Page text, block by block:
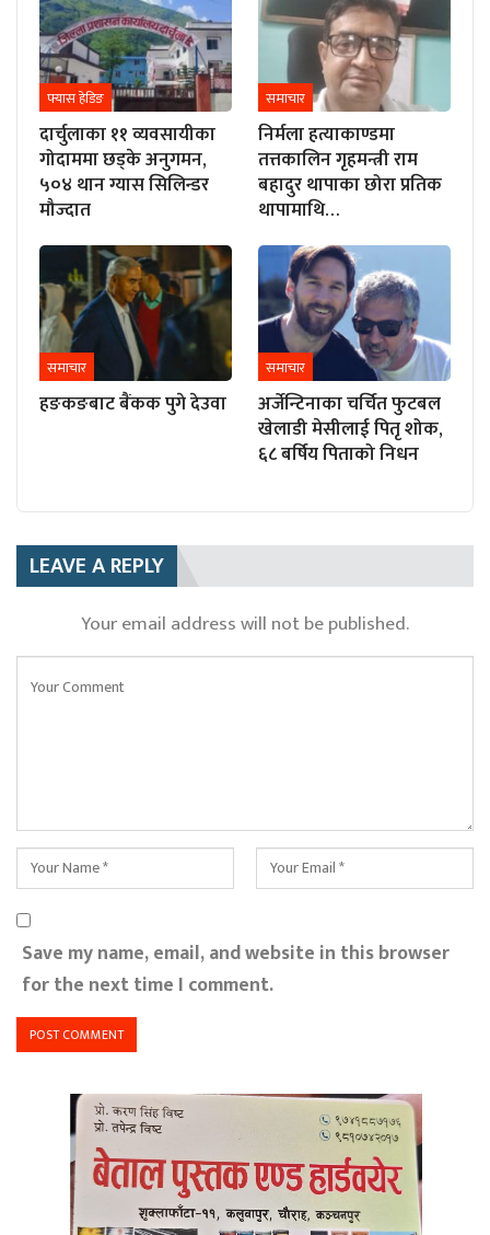
फ्यास हेडिङ
दार्चुलाका ११ व्यवसायीका
गोदाममा छड्के अनुगमन,
५०४ थान ग्यास सिलिन्डर
मौज्दात
समाचार
निर्मला हत्याकाण्डमा
तत्तकालिन गृहमन्त्री राम
बहादुर थापाका छोरा प्रतिक
थापामाथि…
समाचार
हङकङबाट बैंकक पुगे देउवा
समाचार
अर्जेन्टिनाका चर्चित फुटबल
खेलाडी मेसीलाई पितृ शोक,
६८ बर्षिय पिताको निधन
LEAVE A REPLY
Your email address will not be published.
Save my name, email, and website in this browser
for the next time I comment.